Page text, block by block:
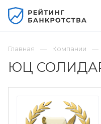
Главная Компании
ЮЦ